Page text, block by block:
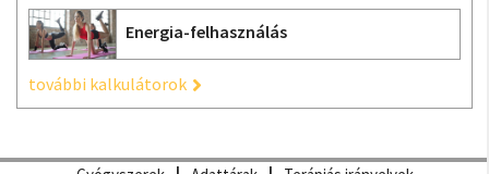
Energia-felhasználás
további kalkulátorok